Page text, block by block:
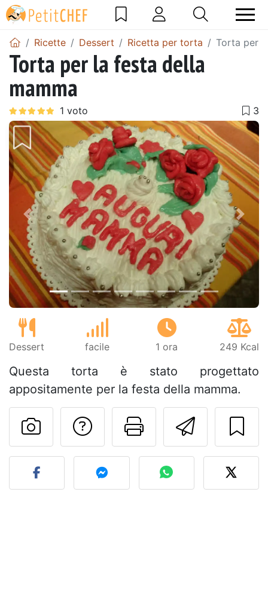
Ricette Dessert Ricetta per torta Torta per
Torta per la festa della
mamma
Precedente
Dessert facile 1 ora 249 Kcal
Questa torta è stato progettato
appositamente per la festa della mamma.
Invia
Stampa la
Contatta l'autore
Pubblica la foto di